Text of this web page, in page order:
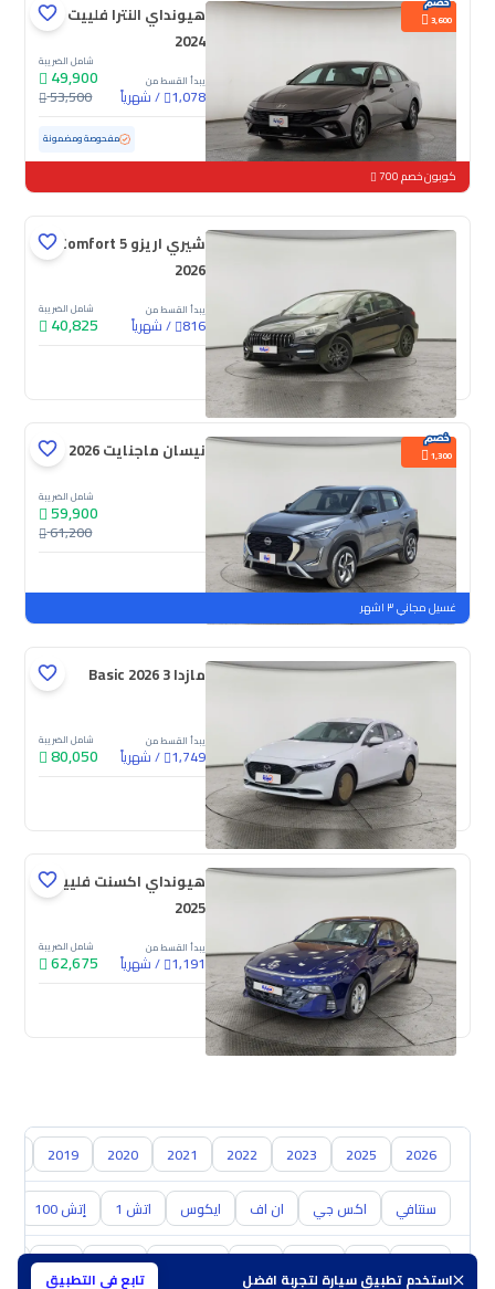
استخدم تطبيق سيارة لتجربة افضل تابع في التطبيق
3,600
هيونداي النترا فلييت
2024
يبدأ القسط من
1,078
/شهرياً
شامل الضريبة
49,900
53,500
مستعملة 76,154 كم مفحوصة ومضمونة
كوبون خصم 700
شيري اريزو 5 Comfort
2026
يبدأ القسط من
816
/شهرياً
شامل الضريبة
40,825
جديدة
1,300 نيسان ماجنايت S 2026
شامل الضريبة
59,900
61,200
جديدة
ملوحة
غسيل مجاني ٣ اشهر
مازدا 3 Basic 2026
يبدأ القسط من
1,749
/شهرياً
شامل الضريبة
80,050
جديدة ملوحة
هيونداي اكسنت فلييت
2025
يبدأ القسط من
1,191
/شهرياً
شامل الضريبة
62,675
جديدة
2026
2025
2023
2022
2021
2020
2019
سنتافي اكس جي ان اف ايكوس اتش 1 إتش 100
هافال GAC